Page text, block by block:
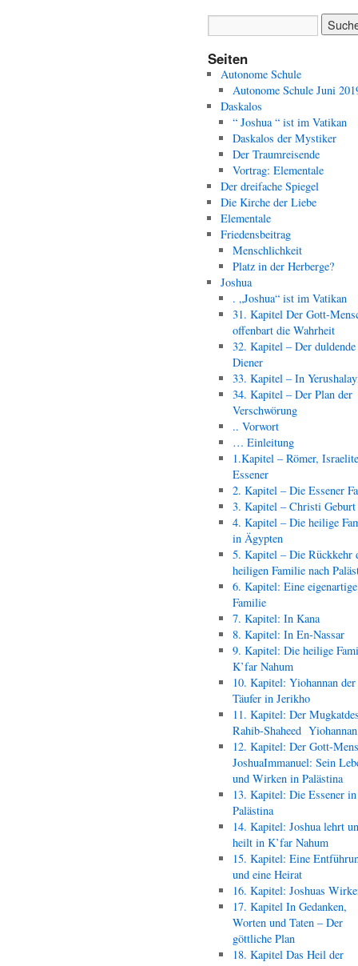
Seiten
Autonome Schule
Autonome Schule Juni
Daskalos
“ Joshua “ ist im Vatikan
Daskalos der Mystiker
Der Traumreisende
Vortrag: Elementale
Der dreifache Spiegel
Die Kirche der Liebe
Elementale
Friedensbeitrag
Menschlichkeit
Platz in der Herberge?
Joshua
. „Joshua“ ist im Vatikan
31. Kapitel Der Gott-
offenbart die Wahrheit
32. Kapitel – Der duldende
Diener
33. Kapitel – In
34. Kapitel – Der Plan der
Verschwörung
.. Vorwort
… Einleitung
1.Kapitel – Römer,
Essener
2. Kapitel – Die Essener
3. Kapitel – Christi Geburt
4. Kapitel – Die heilige
in Ägypten
5. Kapitel – Die Rückkehr
heiligen Familie nach
6. Kapitel: Eine eigenartige
Familie
7. Kapitel: In Kana
8. Kapitel: In En-Nassar
9. Kapitel: Die heilige
K’far Nahum
10. Kapitel: Yiohannan der
Täufer in Jerikho
11. Kapitel: Der
Rahib-Shaheed
12. Kapitel: Der Gott-
JoshuaImmanuel: Sein
und Wirken in Palästina
13. Kapitel: Die Essener in
Palästina
14. Kapitel: Joshua lehrt
heilt in K’far Nahum
15. Kapitel: Eine
und eine Heirat
16. Kapitel: Joshuas
17. Kapitel In Gedanken,
Worten und Taten – Der
göttliche Plan
18. Kapitel Das Heil der